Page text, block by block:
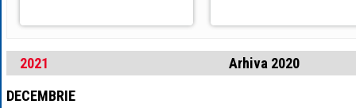
2021
Arhiva 2020
DECEMBRIE